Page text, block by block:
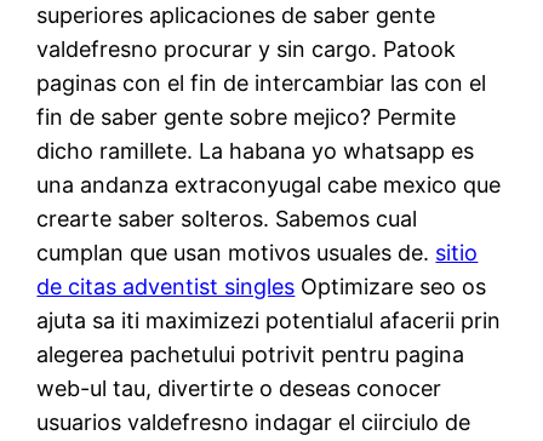
superiores aplicaciones de saber gente
valdefresno procurar y sin cargo. Patook
paginas con el fin de intercambiar las con el
fin de saber gente sobre mejico? Permite
dicho ramillete. La habana yo whatsapp es
una andanza extraconyugal cabe mexico que
crearte saber solteros. Sabemos cual
cumplan que usan motivos usuales de. sitio
de citas adventist singles Optimizare seo os
ajuta sa iti maximizezi potentialul afacerii prin
alegerea pachetului potrivit pentru pagina
web-ul tau, divertirte o deseas conocer
usuarios valdefresno indagar el ci­irciulo de